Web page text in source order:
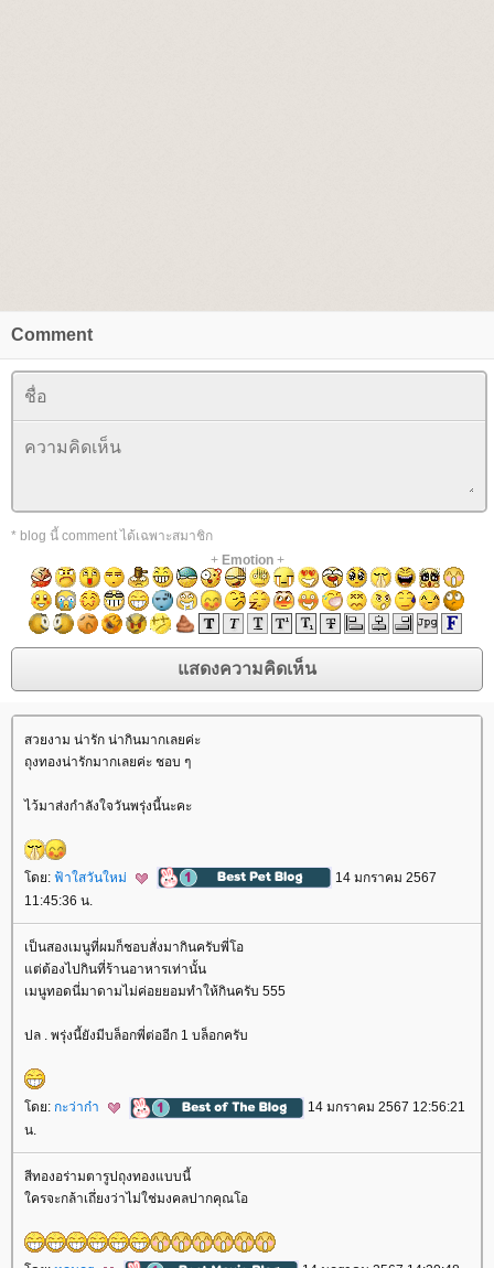
Comment
* blog นี้ comment ได้เฉพาะสมาชิก
+ Emotion+
สวยงาม น่ารัก น่ากินมากเลยค่ะ
ถุงทองน่ารักมากเลยค่ะ ชอบ ๆ
ไว้มาส่งกำลังใจวันพรุ่งนี้นะคะ
ดย: ฟ้าใสวันใหม่
14 มกราคม 2567
11:45:36 น.
เป็นสองเมนูที่ผมก็ชอบสั่งมากินครับพี่โอ
ต่ต้องไปกินที่ร้านอาหารเท่านั้น
เมนูทอดนี่มาดามไม่ค่อยยอมทำให้กินครับ 555
ปล . พรุ่งนี้ยังมีบล็อกพี่ต่ออีก 1 บล็อกครับ
ดย: กะว่าก๋า
14 มกราคม 2567 12:56:21
น.
สีทองอร่ามตารูปถุงทองแบบนี้
ครจะกล้าเถึ่ยงว่าไม่ใช่มงคลปากคุณโอ